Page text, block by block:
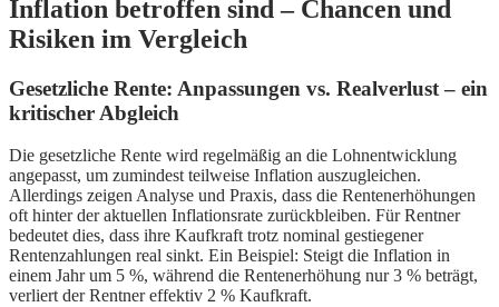
Inflation betroffen sind – Chancen und
Risiken im Vergleich
Gesetzliche Rente: Anpassungen vs. Realverlust – ein
kritischer Abgleich
Die gesetzliche Rente wird regelmäßig an die Lohnentwicklung
angepasst, um zumindest teilweise Inflation auszugleichen.
Allerdings zeigen Analyse und Praxis, dass die Rentenerhöhungen
oft hinter der aktuellen Inflationsrate zurückbleiben. Für Rentner
bedeutet dies, dass ihre Kaufkraft trotz nominal gestiegener
Rentenzahlungen real sinkt. Ein Beispiel: Steigt die Inflation in
einem Jahr um 5 %, während die Rentenerhöhung nur 3 % beträgt,
verliert der Rentner effektiv 2 % Kaufkraft.